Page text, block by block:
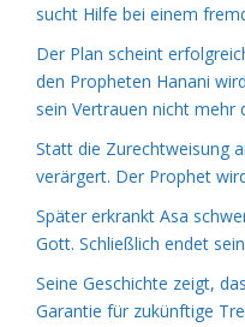
sucht Hilfe bei einem
Der Plan scheint
den Propheten Hanani
sein Vertrauen nicht
Statt die Zurechtweisung
verärgert. Der Prophet
Später erkrankt Asa
Gott. Schließlich endet
Seine Geschichte zeigt,
Garantie für zukünftige